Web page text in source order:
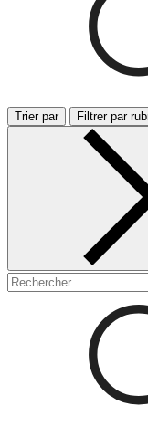
Trier par Filtrer par